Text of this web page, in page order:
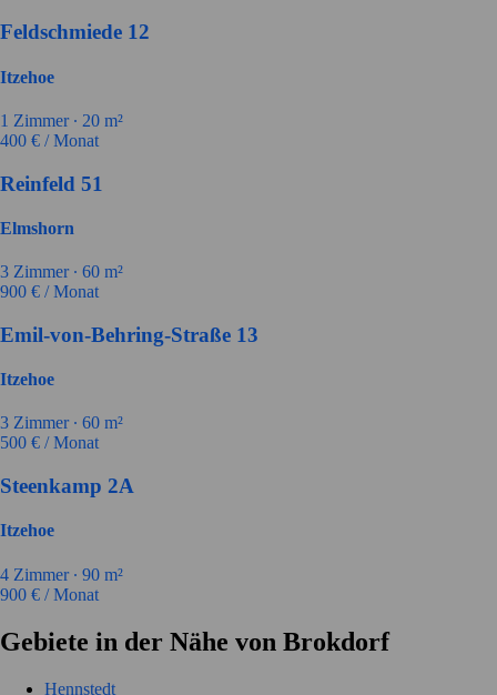
Feldschmiede 12
Itzehoe
1 Zimmer ∙ 20 m²
400 € / Monat
Reinfeld 51
Elmshorn
3 Zimmer ∙ 60 m²
900 € / Monat
Emil-von-Behring-Straße 13
Itzehoe
3 Zimmer ∙ 60 m²
500 € / Monat
Steenkamp 2A
Itzehoe
4 Zimmer ∙ 90 m²
900 € / Monat
Gebiete in der Nähe von Brokdorf
Hennstedt